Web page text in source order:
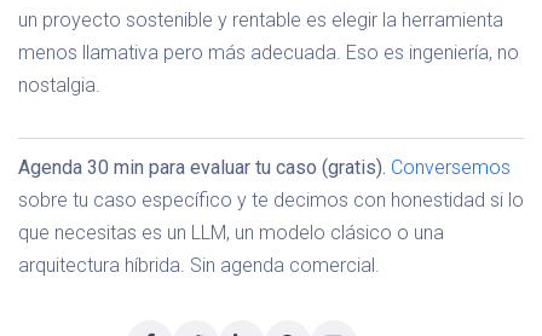
un proyecto sostenible y rentable es elegir la herramienta
menos llamativa pero más adecuada. Eso es ingeniería, no
nostalgia.
Agenda 30 min para evaluar tu caso (gratis). Conversemos
sobre tu caso específico y te decimos con honestidad si lo
que necesitas es un LLM, un modelo clásico o una
arquitectura híbrida. Sin agenda comercial.